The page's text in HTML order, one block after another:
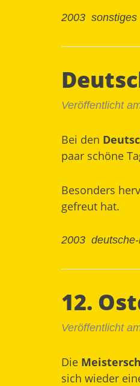
2003 sonstiges
Veröffentlicht
Bei den
paar schöne
Besonders
gefreut hat.
2003
12.
Veröffentlicht
Die
sich wieder